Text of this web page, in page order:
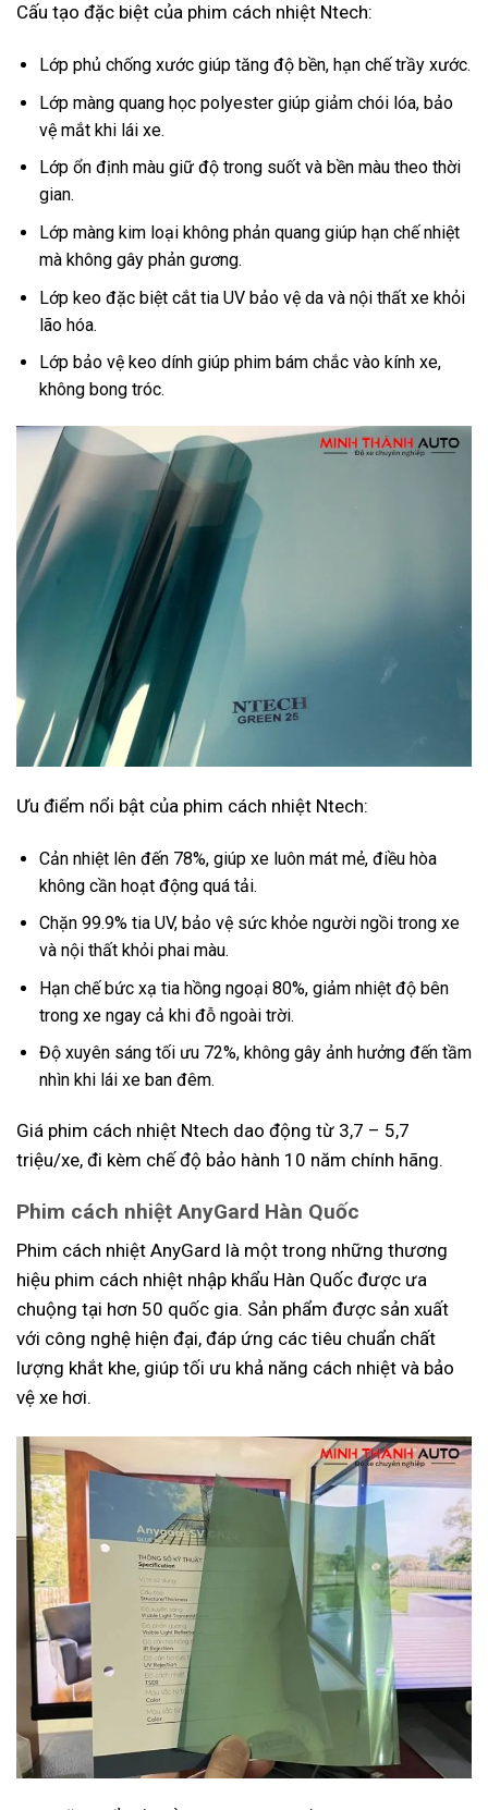
Cấu tạo đặc biệt của phim cách nhiệt Ntech:
Lớp phủ chống xước giúp tăng độ bền, hạn chế trầy xước.
Lớp màng quang học polyester giúp giảm chói lóa, bảo
vệ mắt khi lái xe.
Lớp ổn định màu giữ độ trong suốt và bền màu theo thời
gian.
Lớp màng kim loại không phản quang giúp hạn chế nhiệt
mà không gây phản gương.
Lớp keo đặc biệt cắt tia UV bảo vệ da và nội thất xe khỏi
lão hóa.
Lớp bảo vệ keo dính giúp phim bám chắc vào kính xe,
không bong tróc.
Ưu điểm nổi bật của phim cách nhiệt Ntech:
Cản nhiệt lên đến 78%, giúp xe luôn mát mẻ, điều hòa
không cần hoạt động quá tải.
Chặn 99.9% tia UV, bảo vệ sức khỏe người ngồi trong xe
và nội thất khỏi phai màu.
Hạn chế bức xạ tia hồng ngoại 80%, giảm nhiệt độ bên
trong xe ngay cả khi đỗ ngoài trời.
Độ xuyên sáng tối ưu 72%, không gây ảnh hưởng đến tầm
nhìn khi lái xe ban đêm.
Giá phim cách nhiệt Ntech dao động từ 3,7 – 5,7
triệu/xe, đi kèm chế độ bảo hành 10 năm chính hãng.
Phim cách nhiệt AnyGard Hàn Quốc
Phim cách nhiệt AnyGard là một trong những thương
hiệu phim cách nhiệt nhập khẩu Hàn Quốc được ưa
chuộng tại hơn 50 quốc gia. Sản phẩm được sản xuất
với công nghệ hiện đại, đáp ứng các tiêu chuẩn chất
lượng khắt khe, giúp tối ưu khả năng cách nhiệt và bảo
vệ xe hơi.